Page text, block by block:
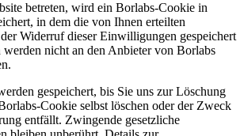
betreten, wird ein Borlabs-Cookie in
in dem die von Ihnen erteilten
Widerruf dieser Einwilligungen gespeichert
nicht an den Anbieter von Borlabs
gespeichert, bis Sie uns zur Löschung
Cookie selbst löschen oder der Zweck
entfällt. Zwingende gesetzliche